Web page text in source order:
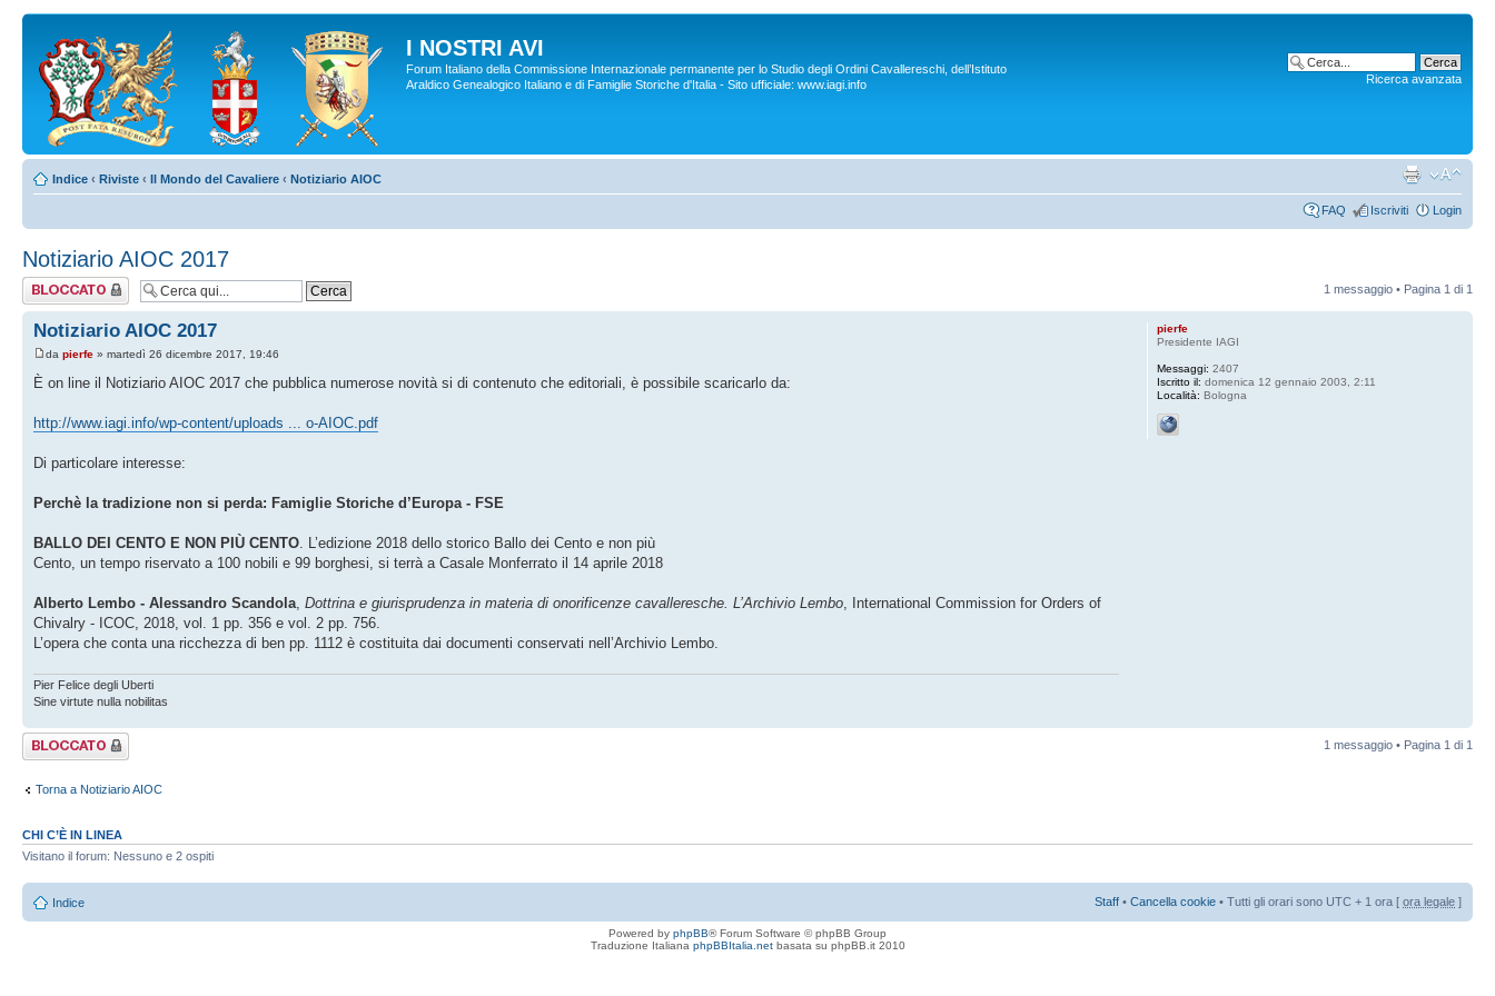
I NOSTRI AVI
Forum Italiano della Commissione Internazionale permanente per lo Studio degli Ordini Cavallereschi, dell’Istituto
Araldico Genealogico Italiano e di Famiglie Storiche d'Italia - Sito ufficiale: www.iagi.info
Ricerca avanzata
Indice ‹ Riviste ‹ Il Mondo del Cavaliere ‹ Notiziario AIOC
FAQ Iscriviti Login
Notiziario AIOC 2017
Argomento
bloccato
1 messaggio • Pagina 1 di 1
Notiziario AIOC 2017
da pierfe » martedì 26 dicembre 2017, 19:46
È on line il Notiziario AIOC 2017 che pubblica numerose novità si di contenuto che editoriali, è possibile scaricarlo da:
http://www.iagi.info/wp-content/uploads ... o-AIOC.pdf
Di particolare interesse:
Perchè la tradizione non si perda: Famiglie Storiche d’Europa - FSE
BALLO DEI CENTO E NON PIÙ CENTO. L’edizione 2018 dello storico Ballo dei Cento e non più
Cento, un tempo riservato a 100 nobili e 99 borghesi, si terrà a Casale Monferrato il 14 aprile 2018
Alberto Lembo - Alessandro Scandola, Dottrina e giurisprudenza in materia di onorificenze cavalleresche. L’Archivio Lembo, International Commission for Orders of
Chivalry - ICOC, 2018, vol. 1 pp. 356 e vol. 2 pp. 756.
L’opera che conta una ricchezza di ben pp. 1112 è costituita dai documenti conservati nell’Archivio Lembo.
Pier Felice degli Uberti
Sine virtute nulla nobilitas
pierfe
Presidente IAGI
Messaggi: 2407
Iscritto il: domenica 12 gennaio 2003, 2:11
Località: Bologna
Argomento
bloccato
1 messaggio • Pagina 1 di 1
Torna a Notiziario AIOC
CHI C’È IN LINEA
Visitano il forum: Nessuno e 2 ospiti
Indice Staff • Cancella cookie • Tutti gli orari sono UTC + 1 ora [ ora legale ]
Powered by phpBB® Forum Software © phpBB Group
Traduzione Italiana phpBBItalia.netbasata su phpBB.it 2010